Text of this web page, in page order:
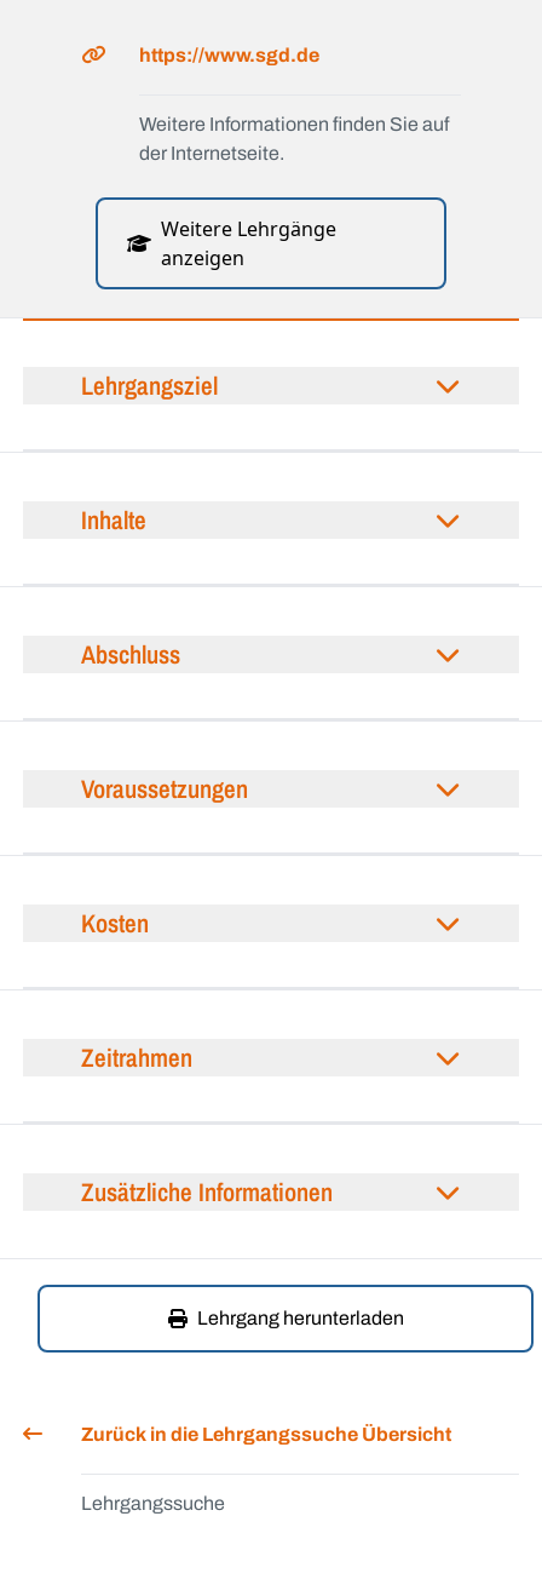
https://www.sgd.de
Weitere Informationen finden Sie auf
der Internetseite.
Weitere Lehrgänge
anzeigen
Lehrgangsziel
Inhalte
Abschluss
Voraussetzungen
Kosten
Zeitrahmen
Zusätzliche Informationen
Lehrgang herunterladen
Zurück in die Lehrgangssuche Übersicht
Lehrgangssuche